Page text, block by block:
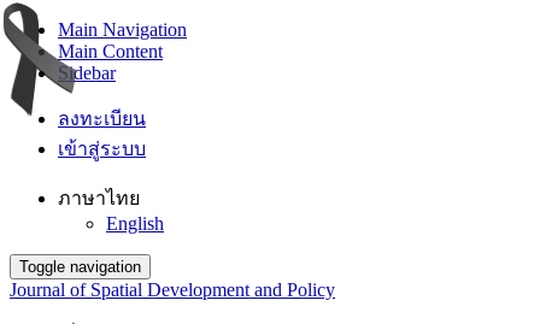
Main Navigation
Main Content
Sidebar
ลงทะเบียน
เข้าสู่ระบบ
ภาษาไทย
English
Toggle navigation
Journal of Spatial Development and Policy